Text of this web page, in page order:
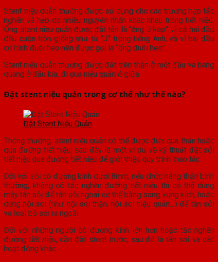
Stent niệu quản thường được sử dụng cho các trường hợp tắc
nghẽn và hẹp do nhiều nguyên nhân khác nhau trong tiết niệu.
Ống stent niệu quản được đặt tên là “ống J kép” vì cả hai đầu
đều cuộn tròn giống như từ “J” trong tiếng Anh, và vì hai đầu
có hình đuôi heo nên được gọi là “ống đuôi heo”.
Stent niệu quản thường được đặt trên thận ở một đầu và bàng
quang ở đầu kia, đi qua niệu quản ở giữa.
Đặt stent niệu quản trong cơ thể như thế nào?
Đặt Stent Niệu Quản
Thông thường, stent niệu quản có thể được đưa qua thận hoặc
qua đường tiết niệu, sau đây là một ví dụ về kỹ thuật đặt sỏi
tiết niệu qua đường tiết niệu để giới thiệu quy trình thao tác.
Đối với sỏi có đường kính dưới 8mm, nếu chức năng thận bình
thường, không có tắc nghẽn đường tiết niệu thì có thể dùng
máy tán sỏi để tán sỏi ngoài cơ thể bằng sóng xung kích, hoặc
dùng nội soi (như nội soi thận, nội soi niệu quản…) để tán sỏi
và loại bỏ sỏi ra ngoài.
Đối với những người có đường kính lớn hơn hoặc tắc nghẽn
đường tiết niệu, cần đặt stent trước, sau đó là tán sỏi và các
hoạt động khác.